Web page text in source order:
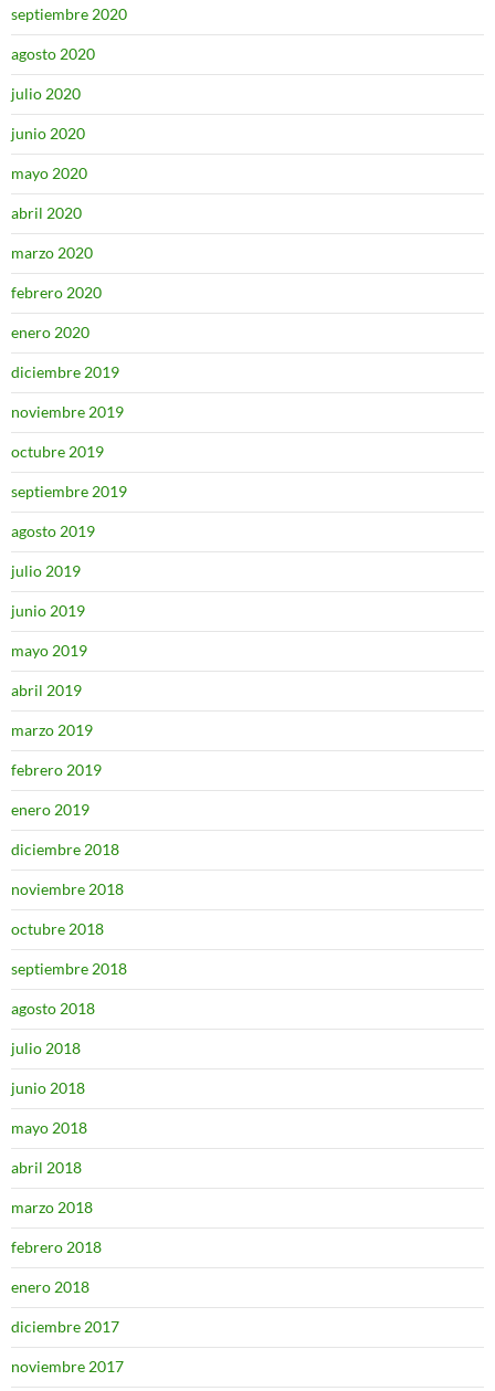
septiembre 2020
agosto 2020
julio 2020
junio 2020
mayo 2020
abril 2020
marzo 2020
febrero 2020
enero 2020
diciembre 2019
noviembre 2019
octubre 2019
septiembre 2019
agosto 2019
julio 2019
junio 2019
mayo 2019
abril 2019
marzo 2019
febrero 2019
enero 2019
diciembre 2018
noviembre 2018
octubre 2018
septiembre 2018
agosto 2018
julio 2018
junio 2018
mayo 2018
abril 2018
marzo 2018
febrero 2018
enero 2018
diciembre 2017
noviembre 2017